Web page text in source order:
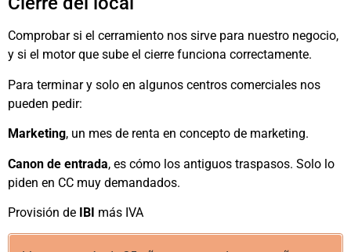
Comprobar si el cerramiento nos sirve para nuestro negocio,
y si el motor que sube el cierre funciona correctamente.
Para terminar y solo en algunos centros comerciales nos
pueden pedir:
Marketing, un mes de renta en concepto de marketing.
Canon de entrada, es cómo los antiguos traspasos. Solo lo
piden en CC muy demandados.
Provisión de IBI más IVA